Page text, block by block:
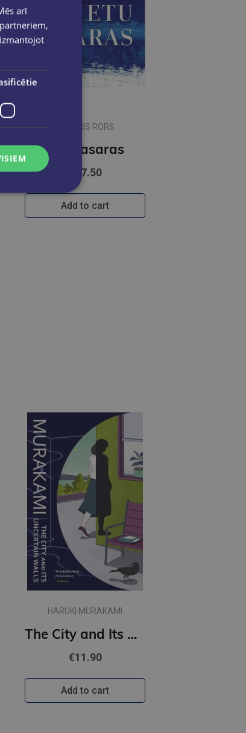
RIČARDS RORS
Lietu asaras
€17.50
Add to cart
HARUKI MURAKAMI
The City and Its Uncertain Walls (paperback, s)
€11.90
Add to cart
arī